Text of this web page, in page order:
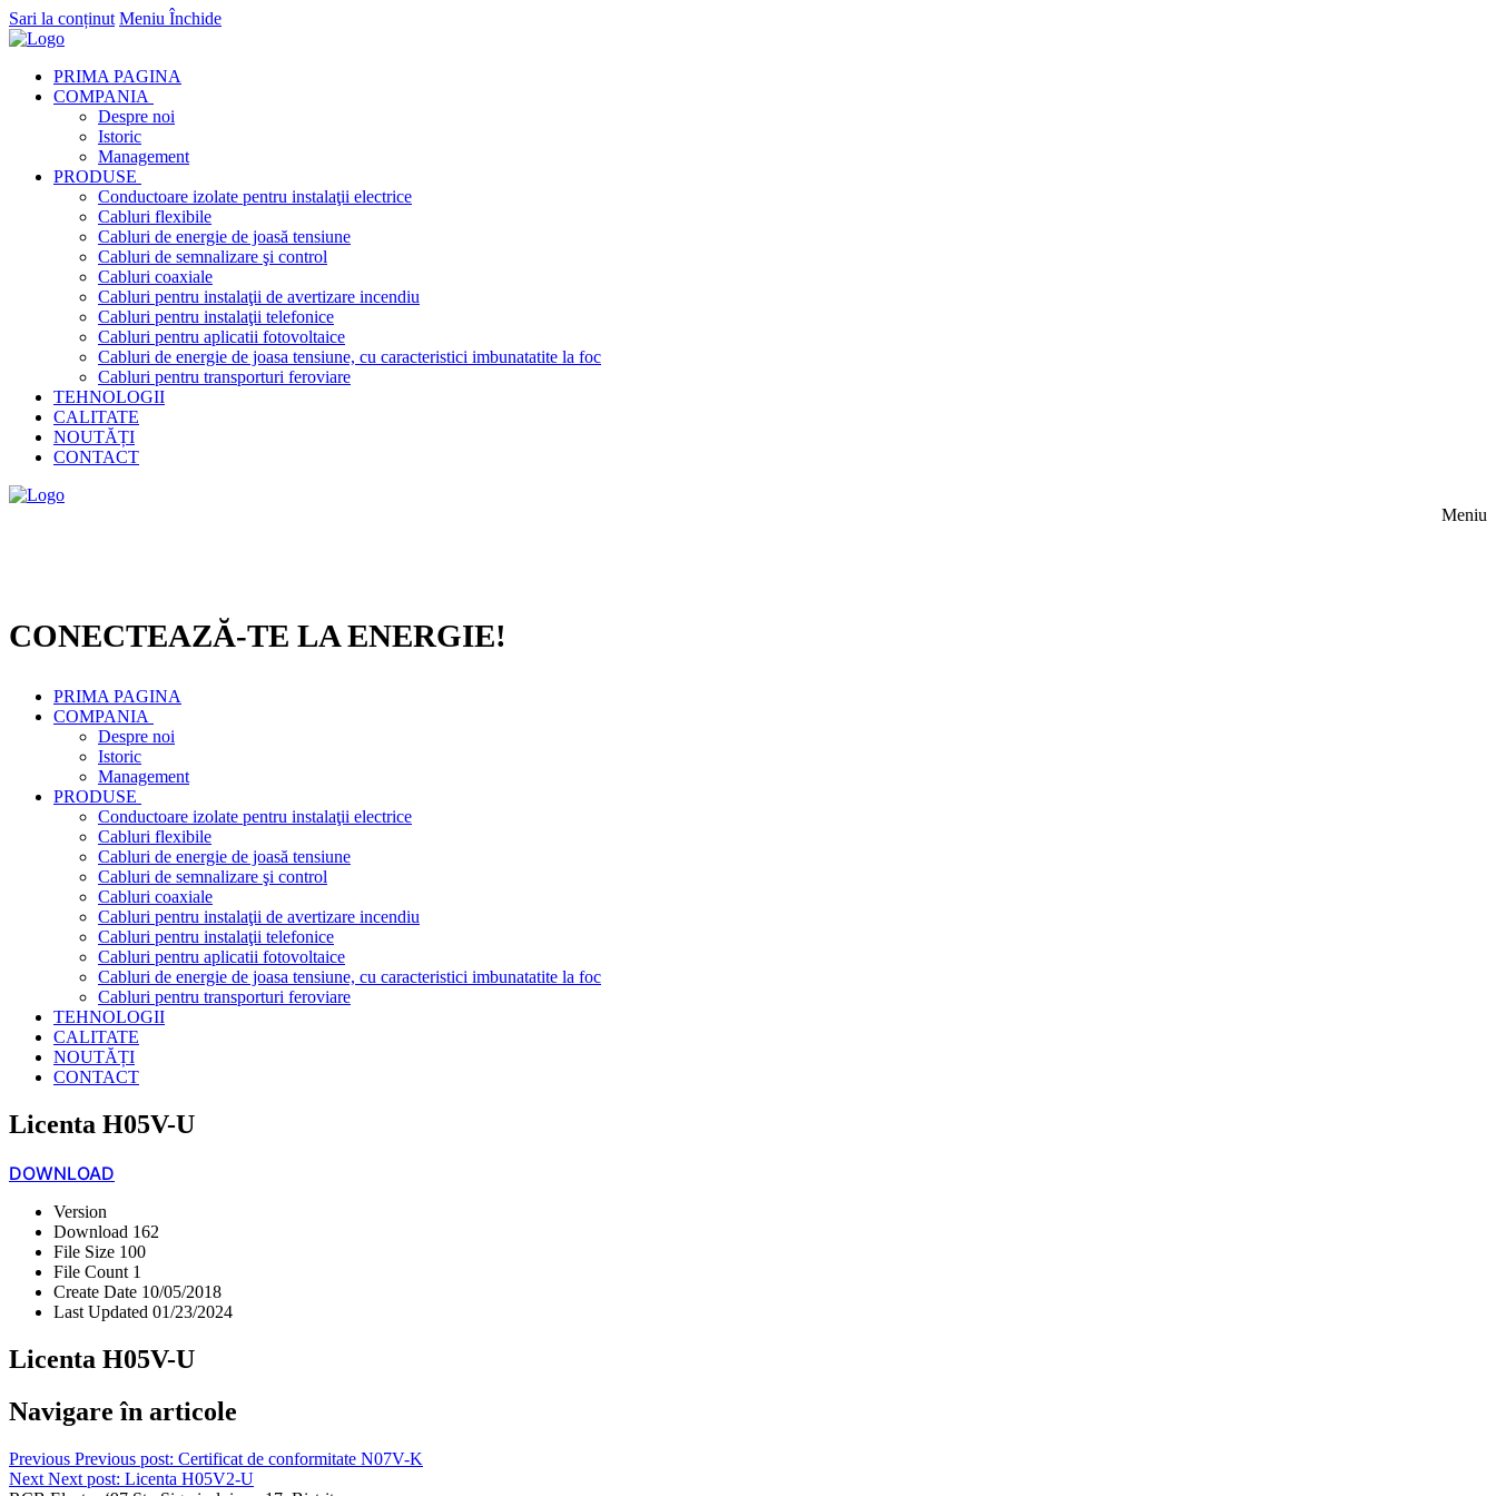
Sari la conținut Meniu Închide
PRIMA PAGINA
COMPANIA
Despre noi
Istoric
Management
PRODUSE
Conductoare izolate pentru instalaţii electrice
Cabluri flexibile
Cabluri de energie de joasă tensiune
Cabluri de semnalizare şi control
Cabluri coaxiale
Cabluri pentru instalaţii de avertizare incendiu
Cabluri pentru instalaţii telefonice
Cabluri pentru aplicatii fotovoltaice
Cabluri de energie de joasa tensiune, cu caracteristici imbunatatite la foc
Cabluri pentru transporturi feroviare
TEHNOLOGII
CALITATE
NOUTĂȚI
CONTACT
Meniu
CONECTEAZĂ-TE LA ENERGIE!
PRIMA PAGINA
COMPANIA
Despre noi
Istoric
Management
PRODUSE
Conductoare izolate pentru instalaţii electrice
Cabluri flexibile
Cabluri de energie de joasă tensiune
Cabluri de semnalizare şi control
Cabluri coaxiale
Cabluri pentru instalaţii de avertizare incendiu
Cabluri pentru instalaţii telefonice
Cabluri pentru aplicatii fotovoltaice
Cabluri de energie de joasa tensiune, cu caracteristici imbunatatite la foc
Cabluri pentru transporturi feroviare
TEHNOLOGII
CALITATE
NOUTĂȚI
CONTACT
Licenta H05V-U
DOWNLOAD
Version
Download 162
File Size 100
File Count 1
Create Date 10/05/2018
Last Updated 01/23/2024
Licenta H05V-U
Navigare în articole
Previous Previous post: Certificat de conformitate N07V-K
Next Next post: Licenta H05V2-U